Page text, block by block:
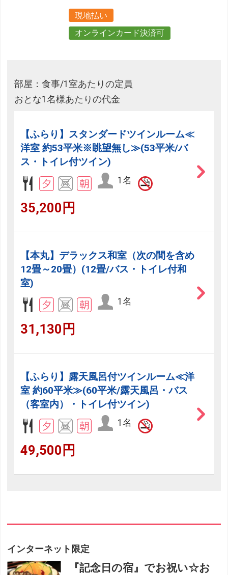
現地払い
オンラインカード決済可
部屋：食事/1室あたりの定員
おとな1名様あたりの代金
【ふらり】スタンダードツインルーム≪
洋室 約53平米※眺望無し≫(53平米/バ
ス・トイレ付ツイン)
1名
35,200円
【本丸】デラックス和室（次の間を含め
12畳～20畳）(12畳/バス・トイレ付和
室)
1名
31,130円
【ふらり】露天風呂付ツインルーム≪洋
室 約60平米≫(60平米/露天風呂・バス
（客室内）・トイレ付ツイン)
1名
49,500円
インターネット限定
『記念日の宿』でお祝い☆お